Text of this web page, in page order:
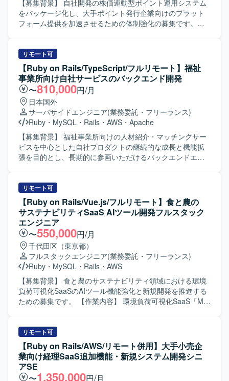
【募集背景】 自社開発の株価連動型ポイント運用システム
をパッケージ化し、大手ポイント発行企業向けのプラット
フォーム提供を加速させるための体制強化の募集です。
います。大手ポイント発行企業のアプリやブラウザ環境
（WebView）内に組み込むことを前提とした汎用パッケー
ジの開発や、外部企業とのデータ連携を前提としたAPI・ス
キーマ設計を担当いただきます。また、WebViewやブラウ
ザの特性を踏まえたマルチ環境で安定稼働するフロントエ
ンドの構築にも携わっていただきます。 【求める人物像】
フロントエンドを起点としつつ、バックエンドやデータ構
造設計まで主体的に関わる意欲のある方を求めています。
関係者と連携しながら、疎結合なアーキテクチャ設計やパ
ッケージ化に主体的に取り組める方を歓迎いたします。
【ポジションの魅力】 大手企業向けに自社特許技術をプラ
で一貫して関わることで、フルスタックエンジニアとして
のスキルを広げることができます。少人数チームの中で同
ポジションは少数であり、裁量を持って開発をリードでき
る環境です。 【開発環境】 Ruby on Rails を中心としたバ
ックエンド環境上で、Vue.js / React を用いたフロントエン
ド開発を行います。WebViewやブラウザなど複数のクライ
アント環境を対象とした構成となっております。
リモート可
【Ruby on Rails/TypeScript/フルリモート】福祉
事業所向け自社サービスのバックエンド開発
〜810,000円/月
日本国外
サーバサイドエンジニア(業務委託・フリーランス)
Ruby ・ MySQL ・ Rails ・ AWS ・ Apache
【募集背景】 福祉事業所向けの人材紹介・マッチングサー
ビスを中心とした自社プロダクトの継続的な成長と機能拡
張を目的とし、長期的に参画いただけるバックエンドエン
開発をご担当いただきます。人材紹介・マッチングサービ
スの開発チームに所属し、インターネットサービスの顧客
価値向上を目的とした開発や、社内基幹業務システムの業
務生産性向上のための開発など、多岐にわたる開発案件に
携わっていただきます。 5年近い歴史のあるプロダクトのた
め、既存の開発基盤や組織風土をキャッチアップいただき
つつ、プロダクト開発に参画していただきます。 フルサイ
クル型のプロダクト開発現場として、数人月単位のプロジ
ェクトにおける要件定義〜設計〜実装〜テストまでの各工
程を、計画策定から一貫してご担当いただきます。 また、
アーキテクチャ選定やパフォーマンス改善などの技術的な
判断において、自ら根拠を持って意思決定し、若手メンバ
長期的に参画いただける方を求めております。複数のエン
ジニア、PdM、デザイナーと密に協働しながら開発を進め
る環境のため、コラボレーションとコミュニケーションを
大切にし、自発的に周囲と連携しながら課題解決に取り組
める方にマッチいたします。 明確なアーキテクチャが存在
リモート可
【Ruby on Rails/Vue.js/フルリモート】食と農の
サステナビリティSaaS AIツール開発フルスタック
エンジニア
〜550,000円/月
千代田区（東京都）
フルスタックエンジニア(業務委託・フリーランス)
Ruby ・ MySQL ・ Rails ・ AWS
【募集背景】 食と農のサステナビリティ領域における環境
負荷可視化SaaSのAIツール機能強化と新規開発を推進する
ための募集です。 【作業内容】 環境負荷可視化SaaS「My
Ruby on RailsおよびVue.jsを用いた自社プロダクト・AIツ
ールのフロントエンドおよびバックエンド開発を担当し、
クライアントの声を直接反映させる形で商品の改良設計を
進めていただきます。GCP（Vertex AI等）やAIコーディン
グツールを組み合わせた先進的なAI機能の実装に携わり、3
リモート可
【Ruby on Rails/AWS/リモート併用】大手小売企
業向け経理SaaS追加機能・新規システム開発シニ
アSE
〜1,350,000円/月